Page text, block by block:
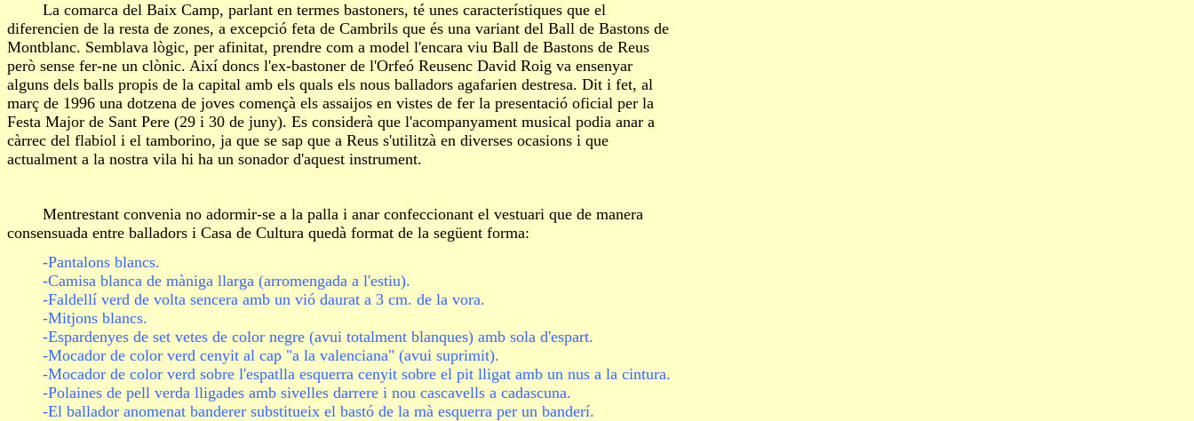
La comarca del Baix Camp, parlant en termes bastoners, té unes característiques que el
diferencien de la resta de zones, a excepció feta de Cambrils que és una variant del Ball de Bastons de
Montblanc. Semblava lògic, per afinitat, prendre com a model l'encara viu Ball de Bastons de Reus
però sense fer-ne un clònic. Així doncs l'ex-bastoner de l'Orfeó Reusenc David Roig va ensenyar
alguns dels balls propis de la capital amb els quals els nous balladors agafarien destresa. Dit i fet, al
març de 1996 una dotzena de joves començà els assaijos en vistes de fer la presentació oficial per la
Festa Major de Sant Pere (29 i 30 de juny). Es considerà que l'acompanyament musical podia anar a
càrrec del flabiol i el tamborino, ja que se sap que a Reus s'utilitzà en diverses ocasions i que
actualment a la nostra vila hi ha un sonador d'aquest instrument.
Mentrestant convenia no adormir-se a la palla i anar confeccionant el vestuari que de manera
consensuada entre balladors i Casa de Cultura quedà format de la següent forma:
-Pantalons blancs.
-Camisa blanca de màniga llarga (arromengada a l'estiu).
-Faldellí verd de volta sencera amb un vió daurat a 3 cm. de la vora.
-Mitjons blancs.
-Espardenyes de set vetes de color negre (avui totalment blanques) amb sola d'espart.
-Mocador de color verd cenyit al cap "a la valenciana" (avui suprimit).
-Mocador de color verd sobre l'espatlla esquerra cenyit sobre el pit lligat amb un nus a la cintura.
-Polaines de pell verda lligades amb sivelles darrere i nou cascavells a cadascuna.
-El ballador anomenat banderer substitueix el bastó de la mà esquerra per un banderí.